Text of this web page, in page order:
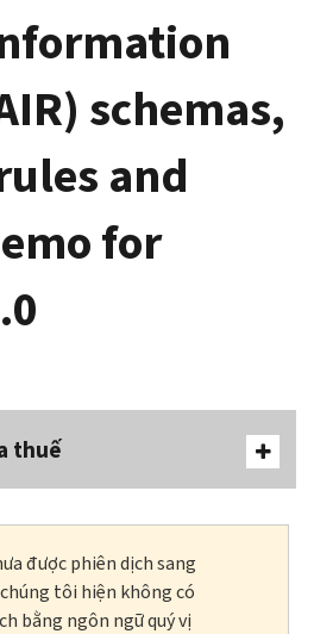
schemas,
and
for
thuế
được phiên dịch sang
tôi hiện không có
bằng ngôn ngữ quý vị